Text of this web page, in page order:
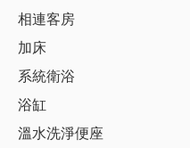
相連客房
加床
系統衛浴
浴缸
溫水洗淨便座